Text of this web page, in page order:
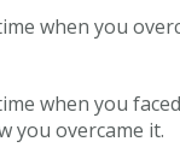
when you
when you
you overcame it.